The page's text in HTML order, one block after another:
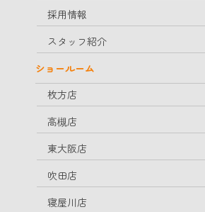
採用情報
スタッフ紹介
ショールーム
枚方店
高槻店
東大阪店
吹田店
寝屋川店